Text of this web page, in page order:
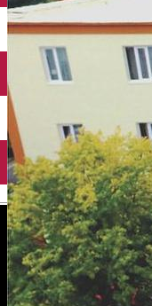
English